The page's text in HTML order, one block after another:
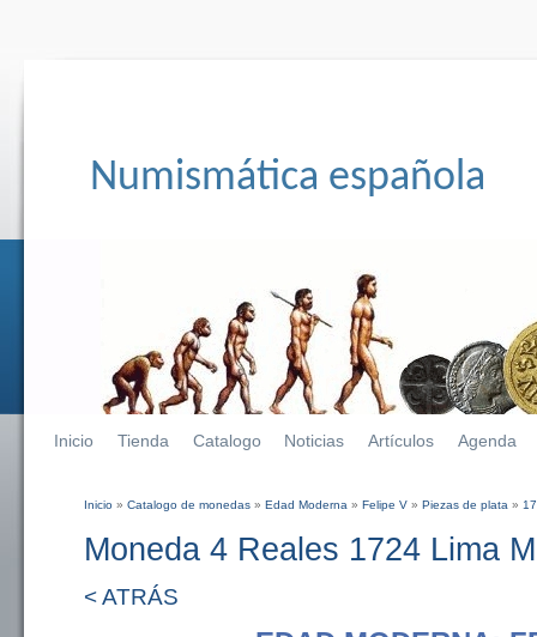
Numismática española
Inicio Tienda Catalogo Noticias Artículos Agenda
Inicio » Catalogo de monedas » Edad Moderna » Felipe V » Piezas de plata »
Moneda 4 Reales 1724 Lima M
< ATRÁS